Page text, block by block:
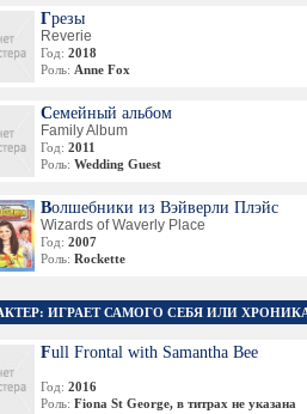
Грезы
Reverie
Год: 2018
Роль: Anne Fox
Семейный альбом
Family Album
Год: 2011
Роль: Wedding Guest
Волшебники из Вэйверли Плэйс
Wizards of Waverly Place
Год: 2007
Роль: Rockette
ИГРАЕТ САМОГО СЕБЯ ИЛИ
Full Frontal with Samantha Bee
Год: 2016
Роль: Fiona St George, в титрах не указана